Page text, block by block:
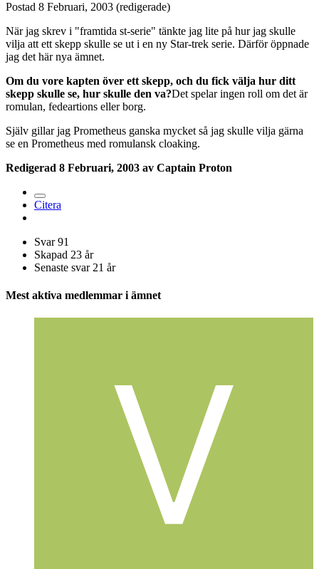
Postad 8 Februari, 2003 (redigerade)
När jag skrev i "framtida st-serie" tänkte jag lite på hur jag skulle
vilja att ett skepp skulle se ut i en ny Star-trek serie. Därför öppnade
jag det här nya ämnet.
Om du vore kapten över ett skepp, och du fick välja hur ditt
skepp skulle se, hur skulle den va?Det spelar ingen roll om det är
romulan, fedeartions eller borg.
Själv gillar jag Prometheus ganska mycket så jag skulle vilja gärna
se en Prometheus med romulansk cloaking.
Redigerad 8 Februari, 2003 av Captain Proton
Citera
Svar 91
Skapad 23 år
Senaste svar 21 år
Mest aktiva medlemmar i ämnet